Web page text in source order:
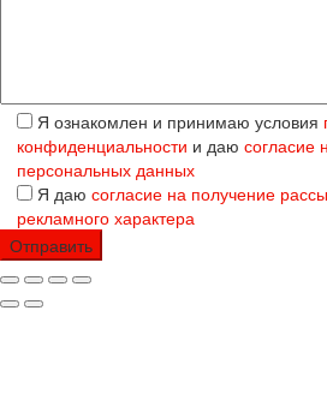
Я ознакомлен и принимаю условия
конфиденциальности и даю согласие
персональных данных
Я даю согласие на получение
рекламного характера